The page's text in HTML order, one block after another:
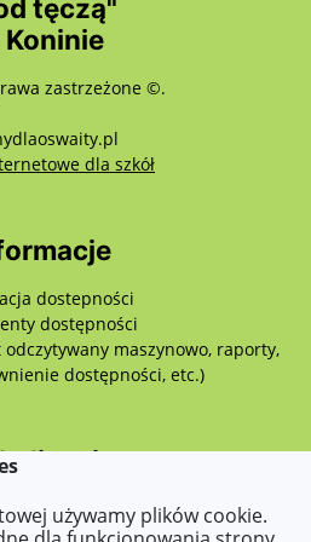
tęczą"
Koninie
zastrzeżone ©.
dla szkółotwiera się w
dostepności
dostępności
odczytywany maszynowo, raporty,
dostępności, etc.)
3,
510 Konin
używamy plików cookie.